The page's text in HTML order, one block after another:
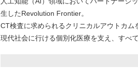
生したRevolution Frontier。
CT検査に求められるクリニカルアウトカム
現代社会に行ける個別化医療を支え、すべ